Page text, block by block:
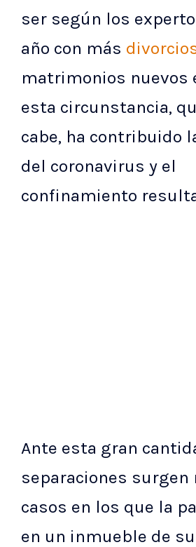
ser según los
año con más
matrimonios nuevos
esta circunstancia,
cabe, ha contribuido
del coronavirus y el
confinamiento
Ante esta gran
separaciones surgen
casos en los que la
en un inmueble de